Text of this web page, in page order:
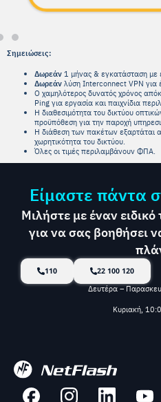
Σημειώσεις:
Δωρεάν 1 μήνας & εγκατάσταση με
Δωρεάν λύση Interconnect VPN για
Ο χαμηλότερος δυνατός χρόνος
Ping για εργασία και παιχνίδια
Η διαθεσιμότητα του δικτύου
προϋπόθεση για την παροχή
Η διάθεση των πακέτων εξαρτάται
χωρητικότητα του δικτύου.
Όλες οι τιμές περιλαμβάνουν ΦΠΑ.
Είμαστε πάντα
Μιλήστε με έναν
για να σας βοηθήσει
110 22 100 120
Δευτέρα –
Κυριακή,